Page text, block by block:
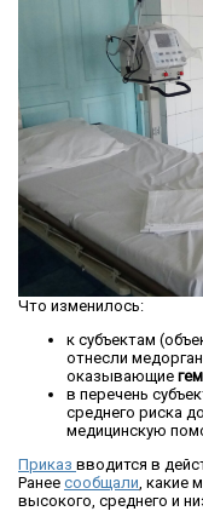
Что изменилось:
к субъектам
отнесли
оказывающие
в перечень
среднего риска
медицинскую
Приказ вводится в
Ранее сообщали , какие
высокого, среднего и